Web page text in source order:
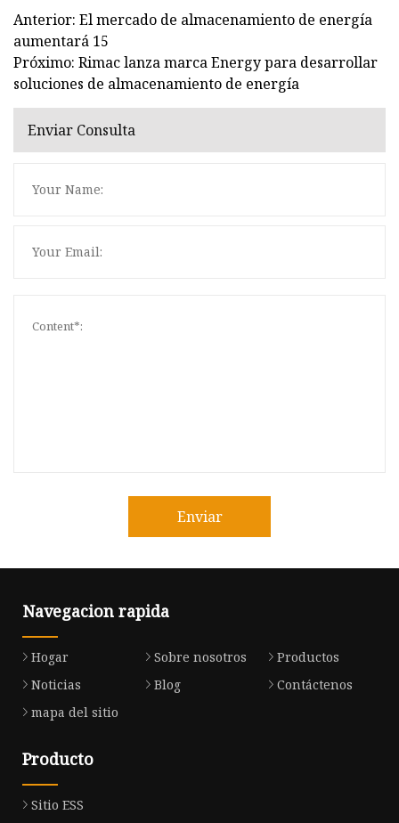
Anterior: El mercado de almacenamiento de energía
aumentará 15
Próximo: Rimac lanza marca Energy para desarrollar
soluciones de almacenamiento de energía
Enviar Consulta
Enviar
Navegacion rapida
Hogar Sobre nosotros
Productos
Noticias
Blog
Contáctenos
mapa del sitio
Producto
Sitio ESS